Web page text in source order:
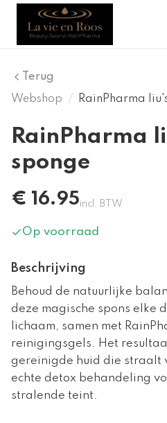
Terug
Webshop
/ RainPharma
RainPharma
sponge
€ 16.95incl. BTW
Op voorraad
Beschrijving
Behoud de natuurlijke
deze magische spons elke
lichaam, samen met
reinigingsgels. Het
gereinigde huid die straalt
echte detox behandeling
stralende teint.